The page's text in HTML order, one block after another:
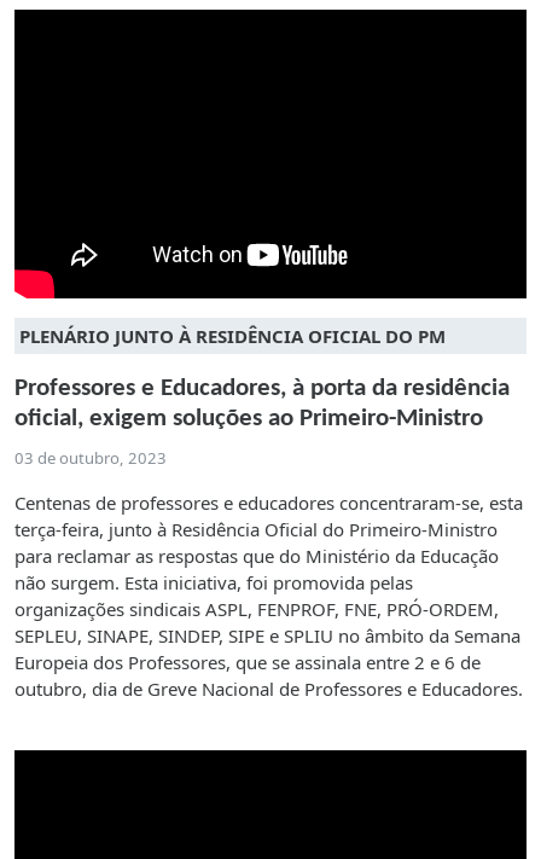
PLENÁRIO JUNTO À RESIDÊNCIA OFICIAL DO PM
Professores e Educadores, à porta da residência
oficial, exigem soluções ao Primeiro-Ministro
03 de outubro, 2023
Centenas de professores e educadores concentraram-se, esta
terça-feira, junto à Residência Oficial do Primeiro-Ministro
para reclamar as respostas que do Ministério da Educação
não surgem. Esta iniciativa, foi promovida pelas
organizações sindicais ASPL, FENPROF, FNE, PRÓ-ORDEM,
SEPLEU, SINAPE, SINDEP, SIPE e SPLIU no âmbito da Semana
Europeia dos Professores, que se assinala entre 2 e 6 de
outubro, dia de Greve Nacional de Professores e Educadores.